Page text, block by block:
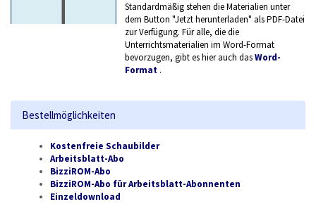
Standardmäßig stehen die Materialien unter
dem Button "Jetzt herunterladen" als PDF-Datei
zur Verfügung. Für alle, die die
Unterrichtsmaterialien im Word-Format
bevorzugen, gibt es hier auch dasWord-
Format .
Bestellmöglichkeiten
Kostenfreie Schaubilder
Arbeitsblatt-Abo
BizziROM-Abo
BizziROM-Abo für Arbeitsblatt-Abonnenten
Einzeldownload